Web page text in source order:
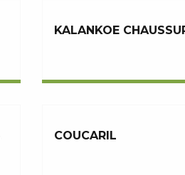
KALANKOE
COUCARIL